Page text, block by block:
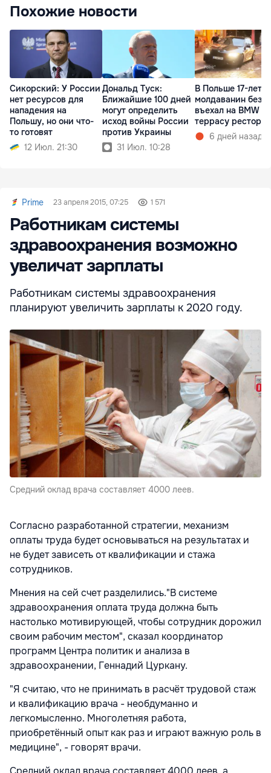
Похожие новости
Сикорский: У России
нет ресурсов для
нападения на
Польшу, но они что-
то готовят
12 Июл. 21:30
Дональд Туск:
Ближайшие 100 дней
могут определить
исход войны России
против Украины
31 Июл. 10:28
В Польше 17-
молдаванин без
въехал на BMW в
террасу
6 дней назад
Prime 23 апреля 2015, 07:25 1 571
Работникам системы
здравоохранения возможно
увеличат зарплаты
Работникам системы здравоохранения
планируют увеличить зарплаты к 2020 году.
Средний оклад врача составляет 4000 леев.
Согласно разработанной стратегии, механизм
оплаты труда будет основываться на результатах и
не будет зависеть от квалификации и стажа
сотрудников.
Мнения на сей счет разделились."В системе
здравоохранения оплата труда должна быть
настолько мотивирующей, чтобы сотрудник дорожил
своим рабочим местом", сказал координатор
программ Центра политик и анализа в
здравоохранении, Геннадий Цуркану.
"Я считаю, что не принимать в расчёт трудовой стаж
и квалификацию врача - необдуманно и
легкомысленно. Многолетняя работа,
приобретённый опыт как раз и играют важную роль в
медицине", - говорят врачи.